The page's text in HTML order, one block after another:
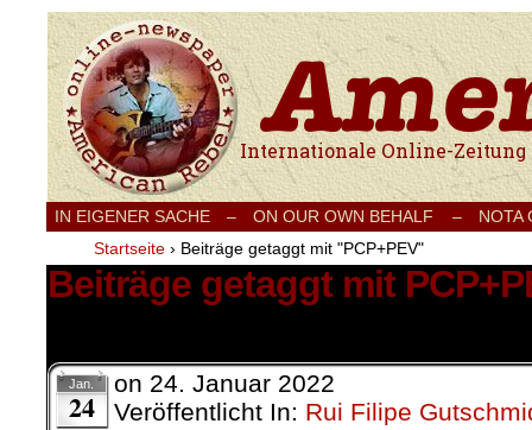
Internationale Onlinezeitung für Frieden,
IN EIGENER SACHE – ON OUR OWN BEHALF –
NOTA
Startseite › Beiträge getaggt mit "PCP+PEV"
Beiträge getaggt mit
Jan.
24
on 24. Januar 2022
Veröffentlicht In: Rui Filipe